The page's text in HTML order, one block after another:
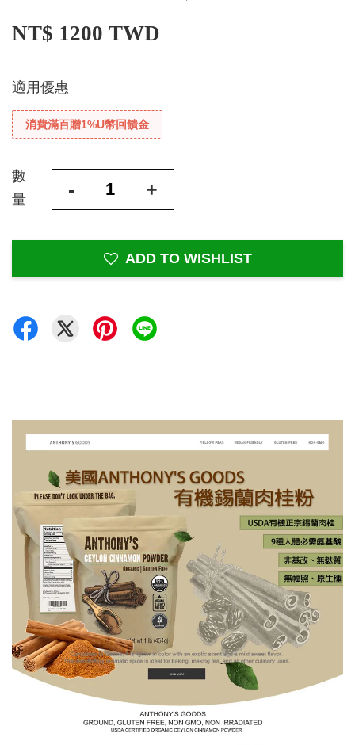
NT$ 1200 TWD
適用優惠
消費滿百贈1%U幣回饋金
數
量
- +
ADD TO WISHLIST